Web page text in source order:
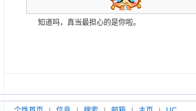
知道吗，真当最担心的是你啦。